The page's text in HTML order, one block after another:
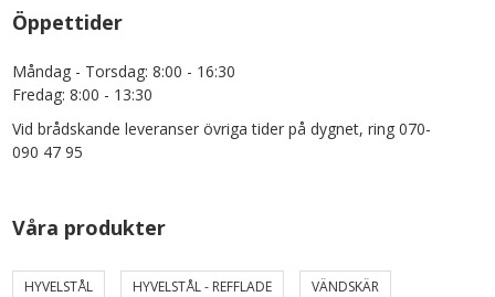
Öppettider
Måndag - Torsdag: 8:00 - 16:30
Fredag: 8:00 - 13:30
Vid brådskande leveranser övriga tider på dygnet, ring 070-
090 47 95
Våra produkter
HYVELSTÅL HYVELSTÅL - REFFLADE VÄNDSKÄR